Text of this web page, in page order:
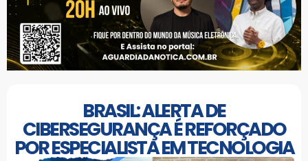
BRASIL: ALERTA DE
CIBERSEGURANÇA É REFORÇADO
POR ESPECIALISTA EM TECNOLOGIA